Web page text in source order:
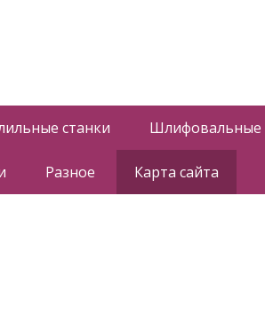
станки Шлифовальные
Разное Карта сайта